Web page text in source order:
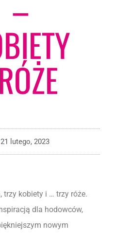
21 lutego, 2023
trzy kobiety i … trzy róże.
dla hodowców,
nowym